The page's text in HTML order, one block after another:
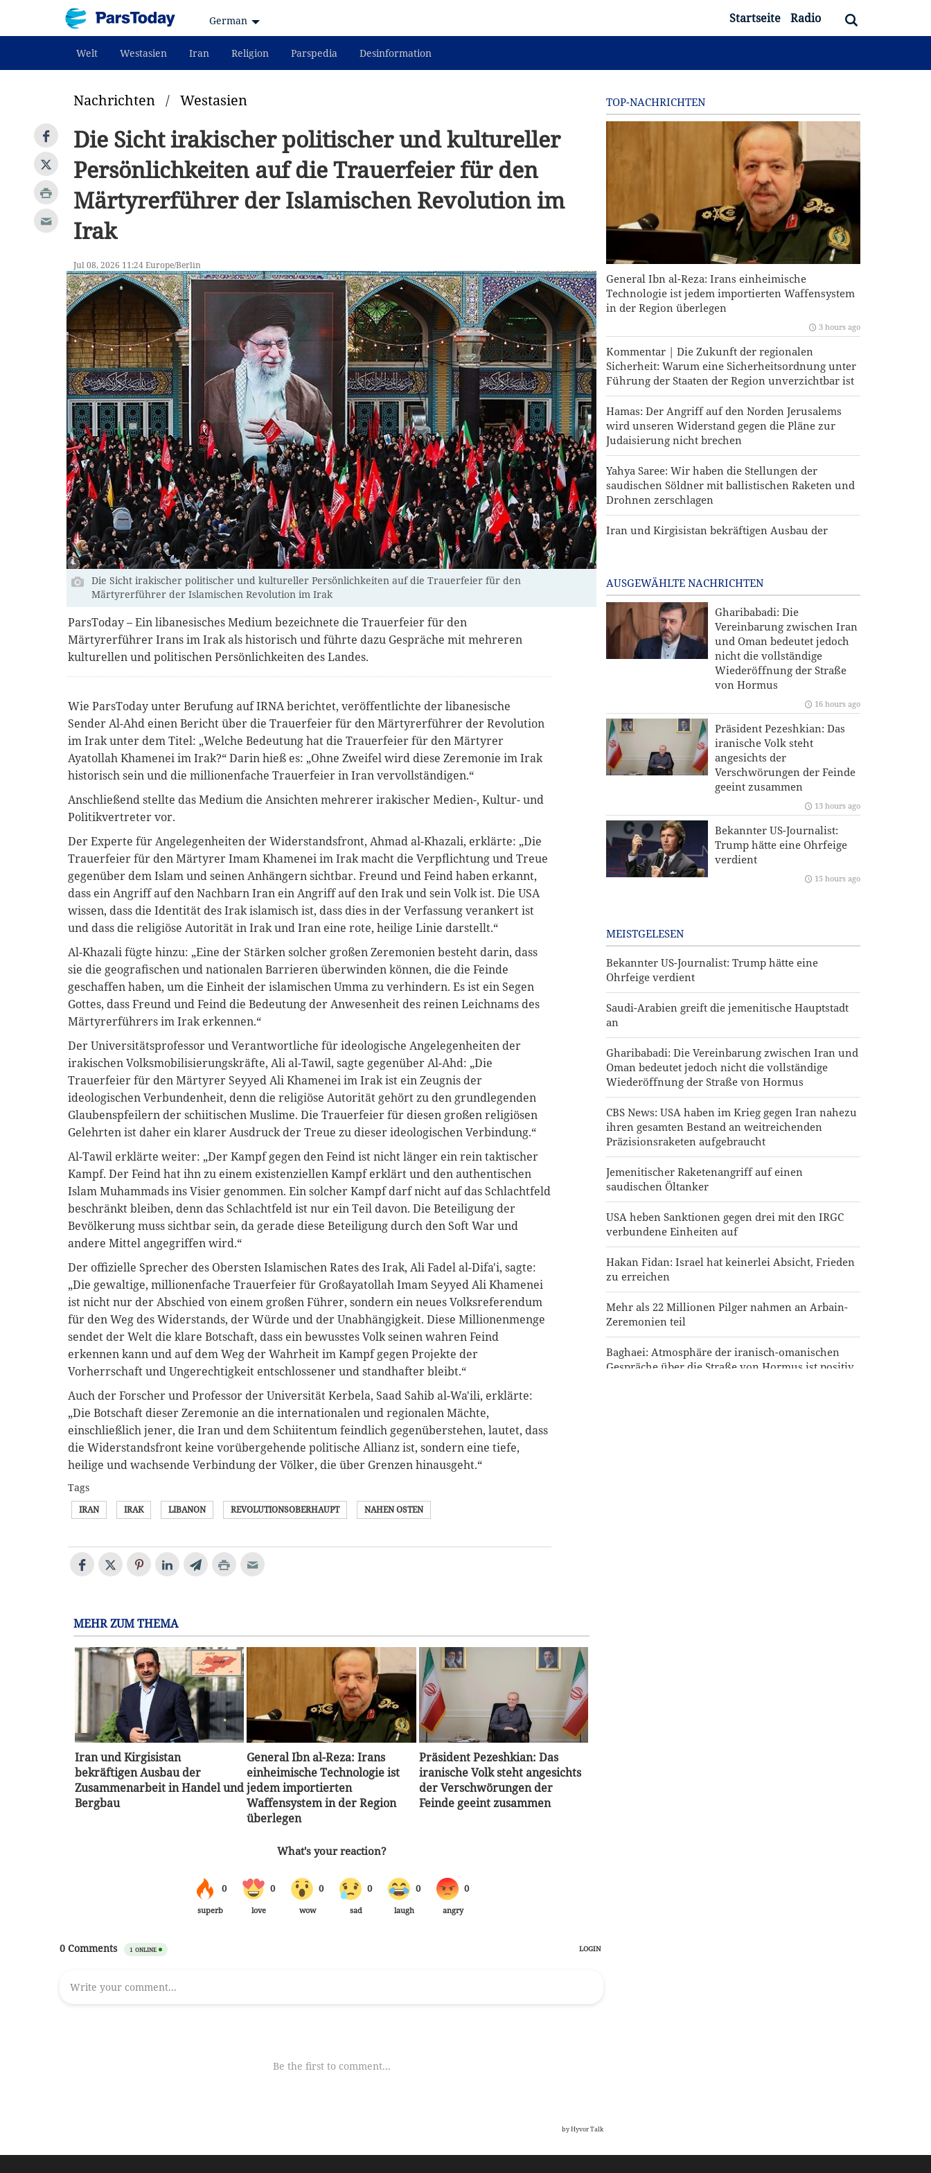
German Startseite Radio
Welt Westasien Iran Religion Parspedia Desinformation
Nachrichten / Westasien
Die Sicht irakischer politischer und kultureller
Persönlichkeiten auf die Trauerfeier für den
Märtyrerführer der Islamischen Revolution im
Irak
Jul 08, 2026 11:24 Europe/Berlin
Die Sicht irakischer politischer und kultureller Persönlichkeiten auf die Trauerfeier für den
Märtyrerführer der Islamischen Revolution im Irak
ParsToday – Ein libanesisches Medium bezeichnete die Trauerfeier für den
Märtyrerführer Irans im Irak als historisch und führte dazu Gespräche mit mehreren
kulturellen und politischen Persönlichkeiten des Landes.
Wie ParsToday unter Berufung auf IRNA berichtet, veröffentlichte der libanesische
Sender Al-Ahd einen Bericht über die Trauerfeier für den Märtyrerführer der Revolution
im Irak unter dem Titel: „Welche Bedeutung hat die Trauerfeier für den Märtyrer
Ayatollah Khamenei im Irak?“ Darin hieß es: „Ohne Zweifel wird diese Zeremonie im Irak
historisch sein und die millionenfache Trauerfeier in Iran vervollständigen.“
Anschließend stellte das Medium die Ansichten mehrerer irakischer Medien-, Kultur- und
Politikvertreter vor.
Der Experte für Angelegenheiten der Widerstandsfront, Ahmad al-Khazali, erklärte: „Die
Trauerfeier für den Märtyrer Imam Khamenei im Irak macht die Verpflichtung und Treue
gegenüber dem Islam und seinen Anhängern sichtbar. Freund und Feind haben erkannt,
dass ein Angriff auf den Nachbarn Iran ein Angriff auf den Irak und sein Volk ist. Die USA
wissen, dass die Identität des Irak islamisch ist, dass dies in der Verfassung verankert ist
und dass die religiöse Autorität in Irak und Iran eine rote, heilige Linie darstellt.“
Al-Khazali fügte hinzu: „Eine der Stärken solcher großen Zeremonien besteht darin, dass
sie die geografischen und nationalen Barrieren überwinden können, die die Feinde
geschaffen haben, um die Einheit der islamischen Umma zu verhindern. Es ist ein Segen
Gottes, dass Freund und Feind die Bedeutung der Anwesenheit des reinen Leichnams des
Märtyrerführers im Irak erkennen.“
Der Universitätsprofessor und Verantwortliche für ideologische Angelegenheiten der
irakischen Volksmobilisierungskräfte, Ali al-Tawil, sagte gegenüber Al-Ahd: „Die
Trauerfeier für den Märtyrer Seyyed Ali Khamenei im Irak ist ein Zeugnis der
ideologischen Verbundenheit, denn die religiöse Autorität gehört zu den grundlegenden
Glaubenspfeilern der schiitischen Muslime. Die Trauerfeier für diesen großen religiösen
Gelehrten ist daher ein klarer Ausdruck der Treue zu dieser ideologischen Verbindung.“
Al-Tawil erklärte weiter: „Der Kampf gegen den Feind ist nicht länger ein rein taktischer
Kampf. Der Feind hat ihn zu einem existenziellen Kampf erklärt und den authentischen
Islam Muhammads ins Visier genommen. Ein solcher Kampf darf nicht auf das Schlachtfeld
beschränkt bleiben, denn das Schlachtfeld ist nur ein Teil davon. Die Beteiligung der
Bevölkerung muss sichtbar sein, da gerade diese Beteiligung durch den Soft War und
andere Mittel angegriffen wird.“
Der offizielle Sprecher des Obersten Islamischen Rates des Irak, Ali Fadel al-Difa'i, sagte:
„Die gewaltige, millionenfache Trauerfeier für Großayatollah Imam Seyyed Ali Khamenei
ist nicht nur der Abschied von einem großen Führer, sondern ein neues Volksreferendum
für den Weg des Widerstands, der Würde und der Unabhängigkeit. Diese Millionenmenge
sendet der Welt die klare Botschaft, dass ein bewusstes Volk seinen wahren Feind
erkennen kann und auf dem Weg der Wahrheit im Kampf gegen Projekte der
Vorherrschaft und Ungerechtigkeit entschlossener und standhafter bleibt.“
Auch der Forscher und Professor der Universität Kerbela, Saad Sahib al-Wa'ili, erklärte:
„Die Botschaft dieser Zeremonie an die internationalen und regionalen Mächte,
einschließlich jener, die Iran und dem Schiitentum feindlich gegenüberstehen, lautet, dass
die Widerstandsfront keine vorübergehende politische Allianz ist, sondern eine tiefe,
heilige und wachsende Verbindung der Völker, die über Grenzen hinausgeht.“
Tags
IRAN IRAK LIBANON REVOLUTIONSOBERHAUPT NAHEN OSTEN
MEHR ZUM THEMA
Iran und Kirgisistan
bekräftigen Ausbau der
Zusammenarbeit in Handel und
Bergbau
General Ibn al-Reza: Irans
einheimische Technologie ist
jedem importierten
Waffensystem in der Region
überlegen
Präsident Pezeshkian: Das
iranische Volk steht angesichts
der Verschwörungen der
Feinde geeint zusammen
TOP-NACHRICHTEN
General Ibn al-Reza: Irans einheimische
Technologie ist jedem importierten Waffensystem
in der Region überlegen
3 hours ago
Kommentar | Die Zukunft der regionalen
Sicherheit: Warum eine Sicherheitsordnung unter
Führung der Staaten der Region unverzichtbar ist
Hamas: Der Angriff auf den Norden Jerusalems
wird unseren Widerstand gegen die Pläne zur
Judaisierung nicht brechen
Yahya Saree: Wir haben die Stellungen der
saudischen Söldner mit ballistischen Raketen und
Drohnen zerschlagen
Iran und Kirgisistan bekräftigen Ausbau der
AUSGEWÄHLTE NACHRICHTEN
Gharibabadi: Die
Vereinbarung zwischen Iran
und Oman bedeutet jedoch
nicht die vollständige
Wiederöffnung der Straße
von Hormus
16 hours ago
Präsident Pezeshkian: Das
iranische Volk steht
angesichts der
Verschwörungen der Feinde
geeint zusammen
13 hours ago
Bekannter US-Journalist:
Trump hätte eine Ohrfeige
verdient
15 hours ago
MEISTGELESEN
Bekannter US-Journalist: Trump hätte eine
Ohrfeige verdient
Saudi-Arabien greift die jemenitische Hauptstadt
an
Gharibabadi: Die Vereinbarung zwischen Iran und
Oman bedeutet jedoch nicht die vollständige
Wiederöffnung der Straße von Hormus
CBS News: USA haben im Krieg gegen Iran nahezu
ihren gesamten Bestand an weitreichenden
Präzisionsraketen aufgebraucht
Jemenitischer Raketenangriff auf einen
saudischen Öltanker
USA heben Sanktionen gegen drei mit den IRGC
verbundene Einheiten auf
Hakan Fidan: Israel hat keinerlei Absicht, Frieden
zu erreichen
Mehr als 22 Millionen Pilger nahmen an Arbain-
Zeremonien teil
Baghaei: Atmosphäre der iranisch-omanischen
Gespräche über die Straße von Hormus ist positiv